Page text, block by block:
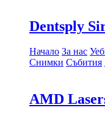
Dentsply
Начало За нас
Снимки Събития
AMD